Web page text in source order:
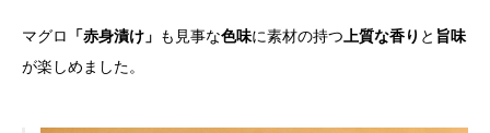
マグロ 「赤身漬け」 も見事な色味に素材の持つ 上質な香り と 旨味
が楽しめました。